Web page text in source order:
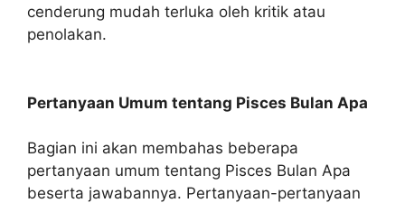
cenderung mudah terluka oleh kritik atau
penolakan.
Pertanyaan Umum tentang Pisces Bulan Apa
Bagian ini akan membahas beberapa
pertanyaan umum tentang Pisces Bulan Apa
beserta jawabannya. Pertanyaan-pertanyaan